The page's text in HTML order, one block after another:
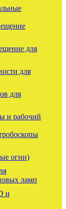
для
для
для
и рабочий
огни)
ламп
и